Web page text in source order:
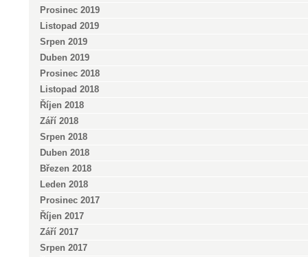
Prosinec 2019
Listopad 2019
Srpen 2019
Duben 2019
Prosinec 2018
Listopad 2018
Říjen 2018
Září 2018
Srpen 2018
Duben 2018
Březen 2018
Leden 2018
Prosinec 2017
Říjen 2017
Září 2017
Srpen 2017